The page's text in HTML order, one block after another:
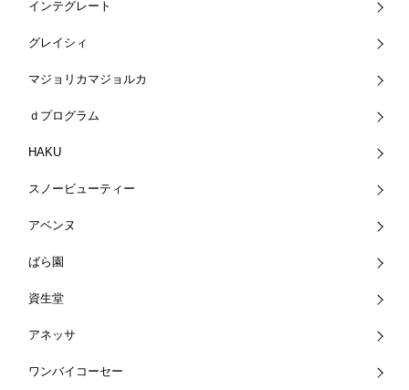
インテグレート
グレイシィ
マジョリカマジョルカ
ｄプログラム
HAKU
スノービューティー
アベンヌ
ばら園
資生堂
アネッサ
ワンバイコーセー